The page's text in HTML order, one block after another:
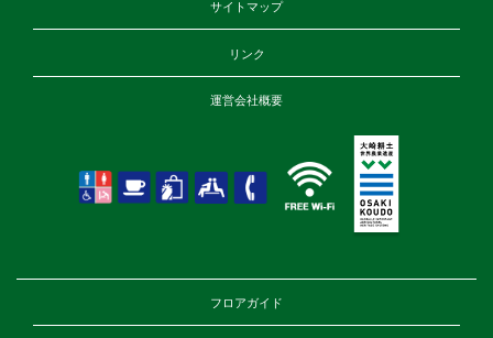
サイトマップ
リンク
運営会社概要
フロアガイド